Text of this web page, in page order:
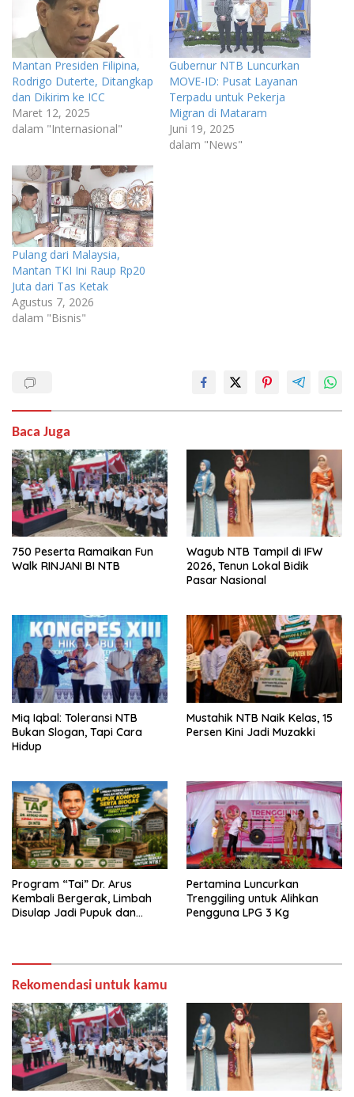
Mantan Presiden Filipina,
Rodrigo Duterte, Ditangkap
dan Dikirim ke ICC
Maret 12, 2025
dalam "Internasional"
Gubernur NTB Luncurkan
MOVE-ID: Pusat Layanan
Terpadu untuk Pekerja
Migran di Mataram
Juni 19, 2025
dalam "News"
Pulang dari Malaysia,
Mantan TKI Ini Raup Rp20
Juta dari Tas Ketak
Agustus 7, 2026
dalam "Bisnis"
Baca Juga
750 Peserta Ramaikan Fun
Walk RINJANI BI NTB
Wagub NTB Tampil di IFW
2026, Tenun Lokal Bidik
Pasar Nasional
Miq Iqbal: Toleransi NTB
Bukan Slogan, Tapi Cara
Hidup
Mustahik NTB Naik Kelas, 15
Persen Kini Jadi Muzakki
Program “Tai” Dr. Arus
Kembali Bergerak, Limbah
Disulap Jadi Pupuk dan
Pertamina Luncurkan
Trenggiling untuk Alihkan
Pengguna LPG 3 Kg
Rekomendasi untuk kamu